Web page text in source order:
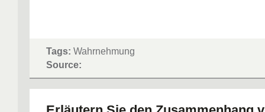
Tags: Wahrnehmung
Source: